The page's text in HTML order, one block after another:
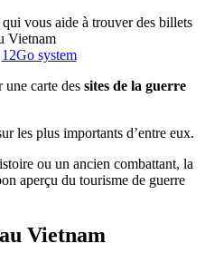
vous aide à trouver des billets
Vietnam
12Go system
une carte des sites de la guerre
les plus importants d’entre eux.
ou un ancien combattant, la
aperçu du tourisme de guerre
Vietnam